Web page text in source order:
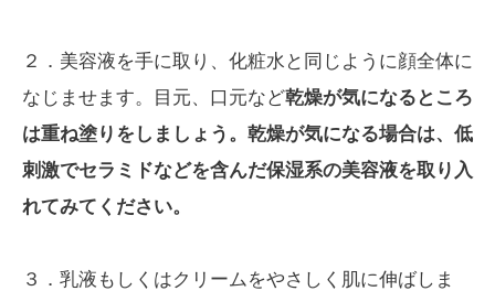
２．美容液を手に取り、化粧水と同じように顔全体に
なじませます。目元、口元など乾燥が気になるところ
は重ね塗りをしましょう。乾燥が気になる場合は、低
刺激でセラミドなどを含んだ保湿系の美容液を取り入
れてみてください。
３．乳液もしくはクリームをやさしく肌に伸ばしま